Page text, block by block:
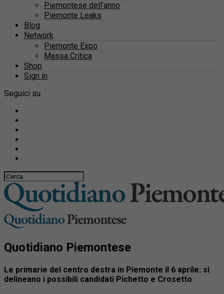
Piemontese dell’anno
Piemonte Leaks
Blog
Network
Piemonte Expo
Massa Critica
Shop
Sign in
Seguici su
Quotidiano Piemontese
Le primarie del centro destra in Piemonte il 6 aprile: si
delineano i possibili candidati Pichetto e Crosetto